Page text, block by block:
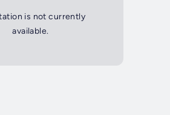
is not currently
available.